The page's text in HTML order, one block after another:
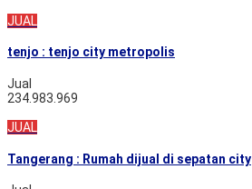
JUAL
tenjo : tenjo city metropolis
Jual
234.983.969
JUAL
Tangerang : Rumah dijual di sepatan city